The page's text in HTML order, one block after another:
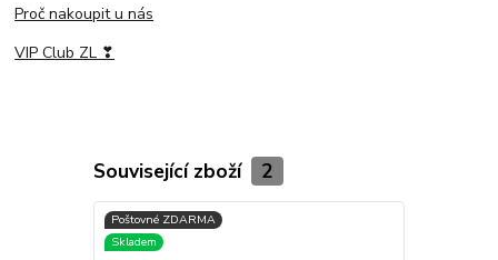
Proč nakoupit u nás
VIP Club ZL ❣
Související zboží 2